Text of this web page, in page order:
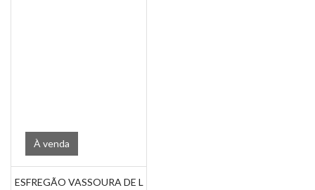
À venda
ESFREGÃO VASSOURA DE L